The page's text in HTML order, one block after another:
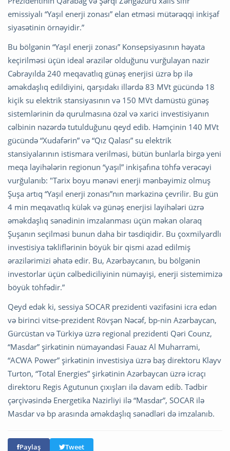
emissiyalı “Yaşıl enerji zonası” elan etməsi mütərəqqi inkişaf
siyasətinin örnəyidir.”
Bu bölgənin “Yaşıl enerji zonası” Konsepsiyasının həyata
keçirilməsi üçün ideal ərazilər olduğunu vurğulayan nazir
Cəbrayılda 240 meqavatlıq günəş enerjisi üzrə bp ilə
əməkdaşlıq edildiyini, qarşıdakı illərdə 83 MVt gücündə 18
kiçik su elektrik stansiyasının və 150 MVt damüstü günəş
sistemlərinin də qurulmasına özəl və xarici investisiyanın
cəlbinin nəzərdə tutulduğunu qeyd edib. Həmçinin 140 MVt
gücündə “Xudafərin” və “Qız Qalası” su elektrik
stansiyalarının istismara verilməsi, bütün bunlarla birgə yeni
meqa layihələrin regionun “yaşıl” inkişafına töhfə verəcəyi
vurğulanıb: "Tarix boyu mənəvi enerji mənbəyimiz olmuş
Şuşa artıq “Yaşıl enerji zonası”nın mərkəzinə çevrilir. Bu gün
4 min meqavatlıq külək və günəş enerjisi layihələri üzrə
əməkdaşlıq sənədinin imzalanması üçün məkan olaraq
Şuşanın seçilməsi bunun daha bir təsdiqidir. Bu çoxmilyardlı
investisiya təkliflərinin böyük bir qismi azad edilmiş
ərazilərimizi əhatə edir. Bu, Azərbaycanın, bu bölgənin
investorlar üçün cəlbediciliyinin nümayişi, enerji sistemimizə
böyük töhfədir.”
Qeyd edək ki, sessiya SOCAR prezidenti vəzifəsini icra edən
və birinci vitse-prezident Rövşən Nəcəf, bp-nin Azərbaycan,
Gürcüstan və Türkiyə üzrə regional prezidenti Qəri Counz,
“Masdar” şirkətinin nümayəndəsi Fauaz Al Muharrami,
“ACWA Power” şirkətinin investisiya üzrə baş direktoru Klayv
Turton, “Total Energies” şirkətinin Azərbaycan üzrə icraçı
direktoru Regis Agutunun çıxışları ilə davam edib. Tədbir
çərçivəsində Energetika Nazirliyi ilə “Masdar”, SOCAR ilə
Masdar və bp arasında əməkdaşlıq sənədləri də imzalanıb.
Paylaş Tweet